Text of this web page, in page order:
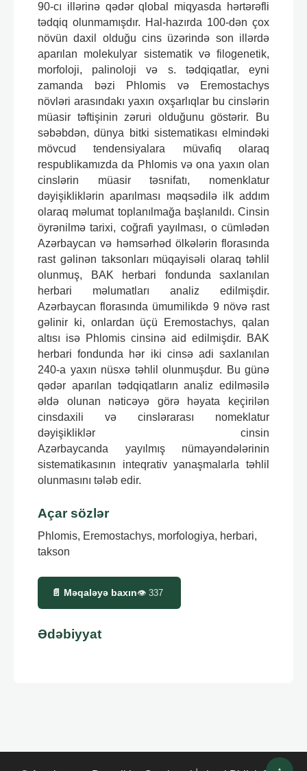
90-cı illərinə qədər qlobal miqyasda hərtərəfli
tədqiq olunmamışdır. Hal-hazırda 100-dən çox
növün daxil olduğu cins üzərində son illərdə
aparılan molekulyar sistematik və filogenetik,
morfoloji, palinoloji və s. tədqiqatlar, eyni
zamanda bəzi Phlomis və Eremostachys
növləri arasındakı yaxın oxşarlıqlar bu cinslərin
müasir təftişinin zəruri olduğunu göstərir. Bu
səbəbdən, dünya bitki sistematikası elmindəki
mövcud tendensiyalara müvafiq olaraq
respublikamızda da Phlomis və ona yaxın olan
cinslərin müasir təsnifatı, nomenklatur
dəyişikliklərin aparılması məqsədilə ilk addım
olaraq məlumat toplanılmağa başlanıldı. Cinsin
öyrənilmə tarixi, coğrafi yayılması, o cümlədən
Azərbaycan və həmsərhəd ölkələrin florasında
rast gəlinən taksonları müqayisəli olaraq təhlil
olunmuş, BAK herbari fondunda saxlanılan
herbari məlumatları analiz edilmişdir.
Azərbaycan florasında ümumilikdə 9 növə rast
gəlinir ki, onlardan üçü Eremostachys, qalan
altısı isə Phlomis cinsinə aid edilmişdir. BAK
herbari fondunda hər iki cinsə adi saxlanılan
240-a yaxın nüsxə təhlil olunmuşdur. Bu günə
qədər aparılan tədqiqatların analiz edilməsilə
əldə olunan nəticəyə görə həyata keçirilən
cinsdaxili və cinslərarası nomeklatur
dəyişikliklər cinsin
Azərbaycanda yayılmış nümayəndələrinin
sistematikasının inteqrativ yanaşmalarla təhlil
olunmasını tələb edir.
Açar sözlər
Phlomis, Eremostachys, morfologiya, herbari,
takson
📄 Məqaləyə baxın👁 337
Ədəbiyyat